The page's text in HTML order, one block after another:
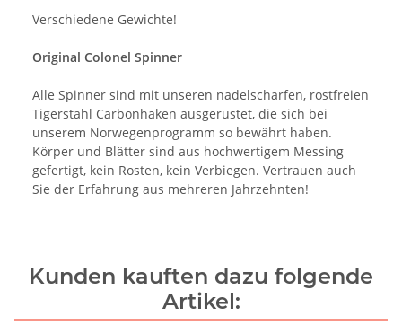
Verschiedene Gewichte!
Original Colonel Spinner
Alle Spinner sind mit unseren nadelscharfen, rostfreien
Tigerstahl Carbonhaken ausgerüstet, die sich bei
unserem Norwegenprogramm so bewährt haben.
Körper und Blätter sind aus hochwertigem Messing
gefertigt, kein Rosten, kein Verbiegen. Vertrauen auch
Sie der Erfahrung aus mehreren Jahrzehnten!
Kunden kauften dazu folgende
Artikel: